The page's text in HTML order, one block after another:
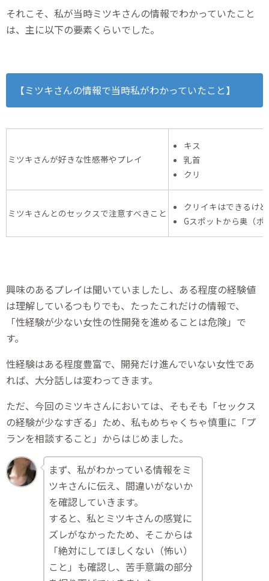
それこそ、私が当時ミツキさんの情報でわかっていたこと
は、主に以下の要素くらいでした。
【ミツキさんの情報で当時私がわかっていたこと】
ミツキさんが好きな性感帯やプレイ
キス
乳首
クリ
ミツキさんとのセックスで注意すべきこと
クリイキはできるけ
Gスポットから奥（
興味のあるプレイは聞いていましたし、ある程度の経験値
は理解しているつもりでも、たったこれだけの情報で、
「性経験が少ない女性の性開発を進めることは危険」で
す。
性経験はある程度豊富で、開発だけ進んでいない女性であ
れば、大分話しは変わってきます。
ただ、今回のミツキさんにおいては、そもそも「セックス
の経験が少なすぎる」ため、私もめちゃくちゃ慎重に「プ
ランを相談すること」からはじめました。
まず、私がわかっている情報をミ
ツキさんに伝え、間違いがないか
を確認していきます。
すると、私とミツキさんの感覚に
ズレがなかったため、そこからは
「絶対にしてほしくない（怖い）
こと」も確認し、苦手意識の部分